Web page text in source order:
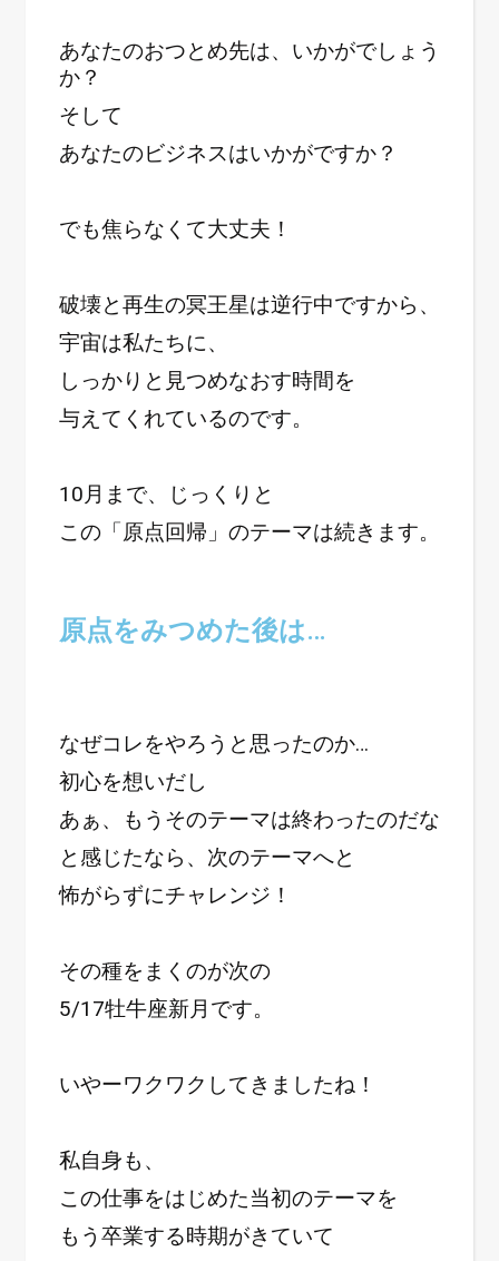
あなたのおつとめ先は、いかがでしょう
か？
そして
あなたのビジネスはいかがですか？
でも焦らなくて大丈夫！
破壊と再生の冥王星は逆行中ですから、
宇宙は私たちに、
しっかりと見つめなおす時間を
与えてくれているのです。
10月まで、じっくりと
この「原点回帰」のテーマは続きます。
原点をみつめた後は…
なぜコレをやろうと思ったのか…
初心を想いだし
あぁ、もうそのテーマは終わったのだな
と感じたなら、次のテーマへと
怖がらずにチャレンジ！
その種をまくのが次の
5/17牡牛座新月です。
いやーワクワクしてきましたね！
私自身も、
この仕事をはじめた当初のテーマを
もう卒業する時期がきていて